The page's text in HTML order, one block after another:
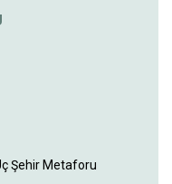
Şehir Metaforu